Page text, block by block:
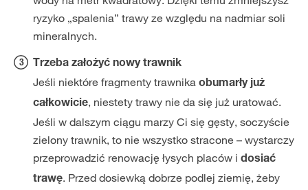
ryzyko „spalenia” trawy ze względu na nadmiar soli
mineralnych.
Trzeba założyć nowy trawnik
Jeśli niektóre fragmenty trawnika obumarły już
całkowicie, niestety trawy nie da się już uratować.
Jeśli w dalszym ciągu marzy Ci się gęsty, soczyście
zielony trawnik, to nie wszystko stracone – wystarczy
przeprowadzić renowację łysych placów i dosiać
trawę. Przed dosiewką dobrze podlej ziemię, żeby